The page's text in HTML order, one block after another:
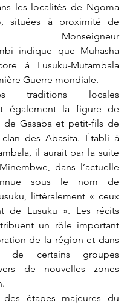
les localités de Ngoma
situées à proximité de
Monseigneur
indique que Muhasha
à Lusuku-Mutambala
Guerre mondiale.
également la figure de
de Gasaba et petit-fils de
des Abasita. Établi à
il aurait par la suite
dans l’actuelle
sous le nom de
littéralement « ceux
de Lusuku ». Les récits
un rôle important
de la région et dans
de certains groupes
de nouvelles zones